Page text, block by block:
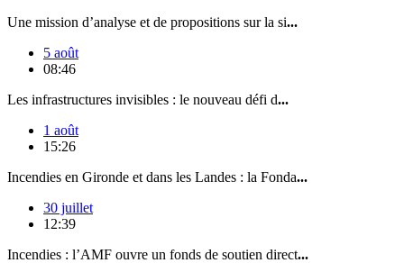
Une mission d’analyse et de propositions sur la si...
5 août
08:46
Les infrastructures invisibles : le nouveau défi d...
1 août
15:26
Incendies en Gironde et dans les Landes : la Fonda...
30 juillet
12:39
Incendies : l’AMF ouvre un fonds de soutien direct...